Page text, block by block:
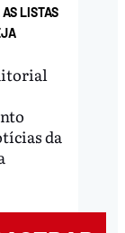
LISTAS
da